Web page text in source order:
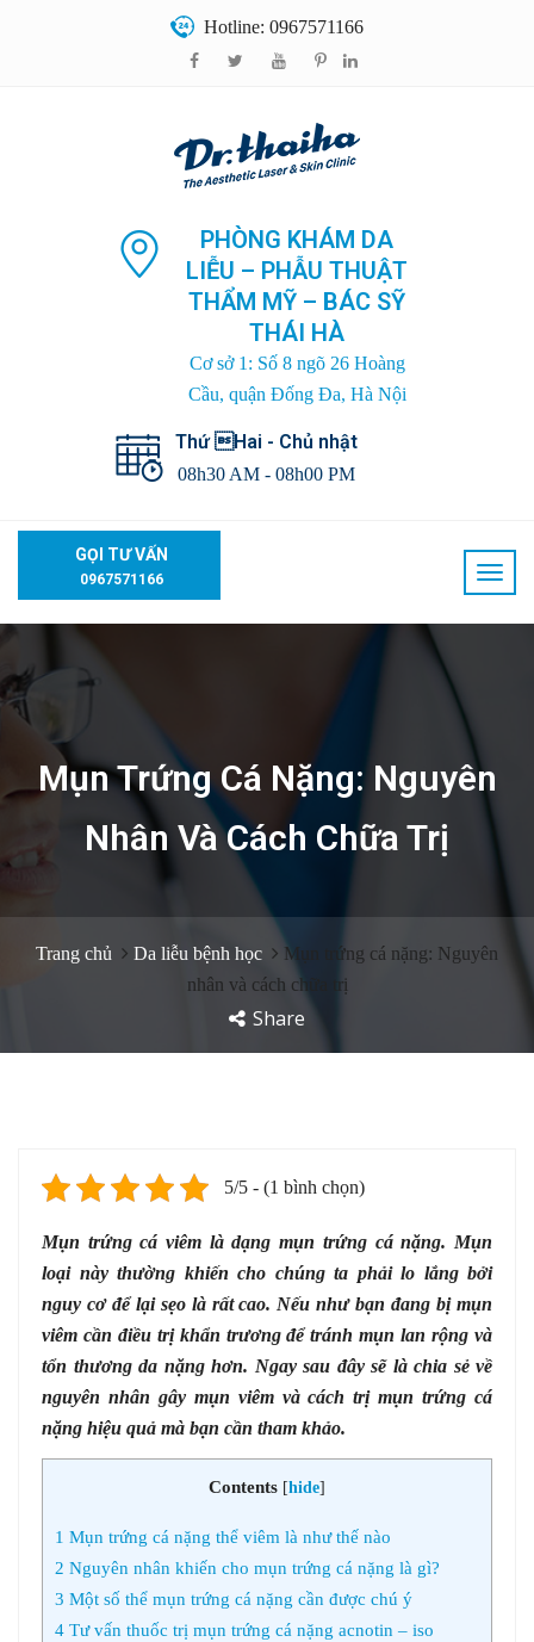
Hotline: 0967571166
PHÒNG KHÁM DA
LIỄU – PHẪU THUẬT
THẨM MỸ – BÁC SỸ
THÁI HÀ
Cơ sở 1: Số 8 ngõ 26 Hoàng
Cầu, quận Đống Đa, Hà Nội
Thứ Hai - Chủ nhật
08h30 AM - 08h00 PM
GỌI TƯ VẤN
0967571166
Mụn Trứng Cá Nặng: Nguyên
Nhân Và Cách Chữa Trị
Trang chủ Da liễu bệnh học
Mụn trứng cá nặng: Nguyên
nhân và cách chữa trị
Share
5/5 - (1 bình chọn)
Mụn trứng cá viêm là dạng mụn trứng cá nặng. Mụn
loại này thường khiến cho chúng ta phải lo lắng bởi
nguy cơ để lại sẹo là rất cao. Nếu như bạn đang bị mụn
viêm cần điều trị khẩn trương để tránh mụn lan rộng và
tổn thương da nặng hơn. Ngay sau đây sẽ là chia sẻ về
nguyên nhân gây mụn viêm và cách trị mụn trứng cá
nặng hiệu quả mà bạn cần tham khảo.
Contents [hide]
1 Mụn trứng cá nặng thể viêm là như thế nào
2 Nguyên nhân khiến cho mụn trứng cá nặng là gì?
3 Một số thể mụn trứng cá nặng cần được chú ý
4 Tư vấn thuốc trị mụn trứng cá nặng acnotin – iso